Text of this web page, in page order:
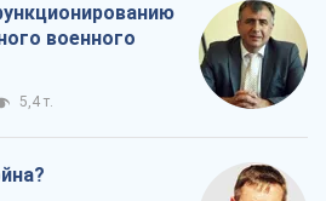
военного
5,4 т.